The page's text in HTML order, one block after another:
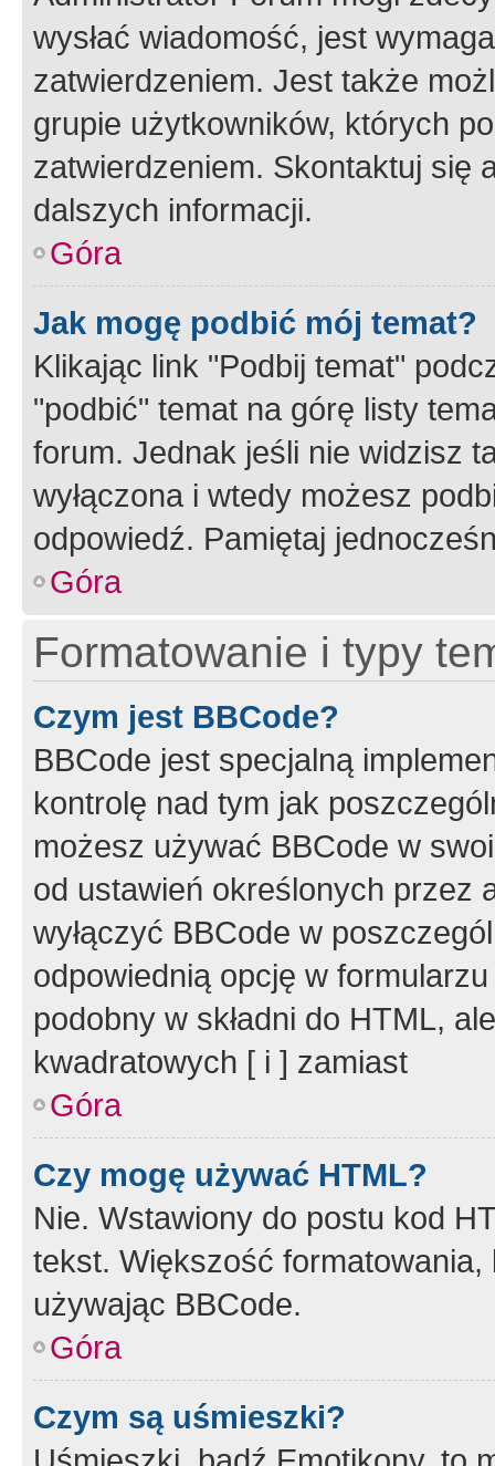
wysłać wiadomość, jest
zatwierdzeniem. Jest także
grupie użytkowników, których
zatwierdzeniem. Skontaktuj się
dalszych informacji.
Góra
Jak mogę podbić mój temat?
Klikając link "Podbij temat"
"podbić" temat na górę listy
forum. Jednak jeśli nie widzisz
wyłączona i wtedy możesz
odpowiedź. Pamiętaj
Góra
Formatowanie i typy
Czym jest BBCode?
BBCode jest specjalną
kontrolę nad tym jak
możesz używać BBCode w
od ustawień określonych przez
wyłączyć BBCode w
odpowiednią opcję w
podobny w składni do HTML,
kwadratowych [ i ] zamiast
Góra
Czy mogę używać HTML?
Nie. Wstawiony do postu kod
tekst. Większość
używając BBCode.
Góra
Czym są uśmieszki?